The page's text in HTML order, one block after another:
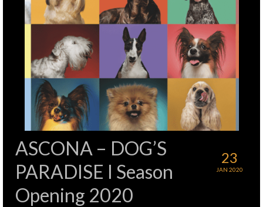
23
JAN 2020
ASCONA – DOG’S
PARADISE I Season
Opening 2020